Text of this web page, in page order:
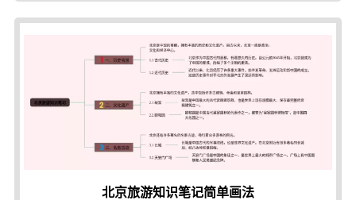
北京旅游知识笔记简单画法